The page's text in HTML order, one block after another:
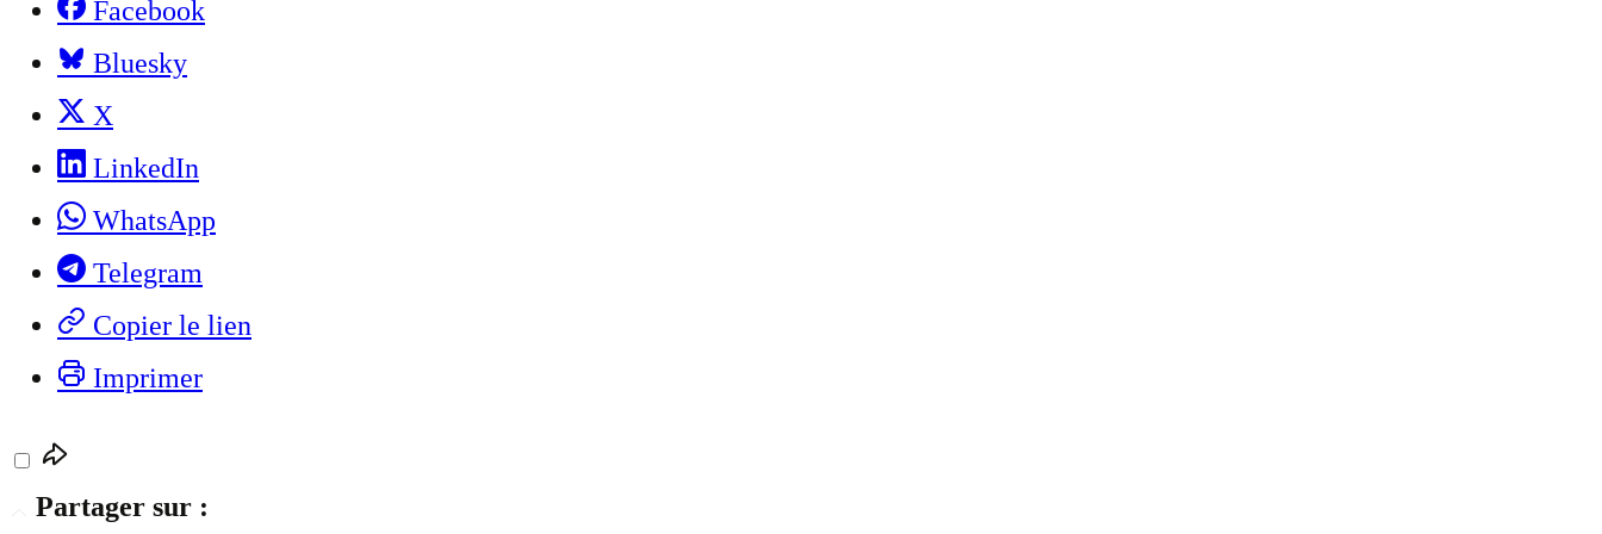
Facebook
Bluesky
X
LinkedIn
WhatsApp
Telegram
Copier le lien
Imprimer
Partager sur :